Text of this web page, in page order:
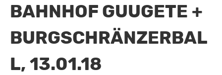
BAHNHOF GUUGETE +
BURGSCHRÄNZERBAL
L, 13.01.18